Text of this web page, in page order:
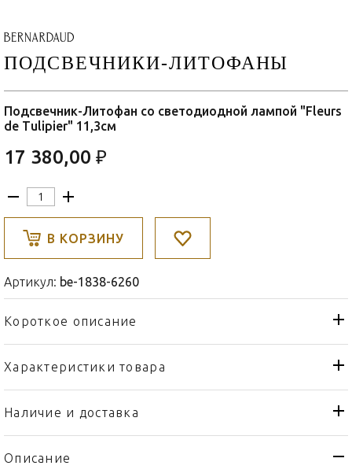
ПОДСВЕЧНИКИ-ЛИТОФАНЫ
Подсвечник-Литофан со светодиодной лампой "Fleurs
de Tulipier" 11,3см
17 380,00 ₽
В КОРЗИНУ
Артикул: be-1838-6260
Короткое описание
Характеристики товара
Тип товара
Подсвечник
Бренд
Коллекция
Fleurs de Tulipier
Страна производителя
Наличие и доставка
Описание